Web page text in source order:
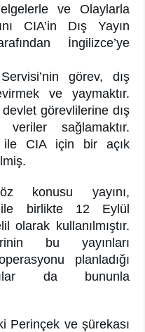
ve Olaylarla
CIA’in Dış Yayın
İngilizce’ye
görev, dış
ve yaymaktır.
devlet görevlilerine dış
sağlamaktır.
ile CIA için bir açık
konusu yayını,
ile birlikte 12 Eylül
olarak kullanılmıştır.
bu yayınları
planladığı
da bununla
Perinçek ve şürekası